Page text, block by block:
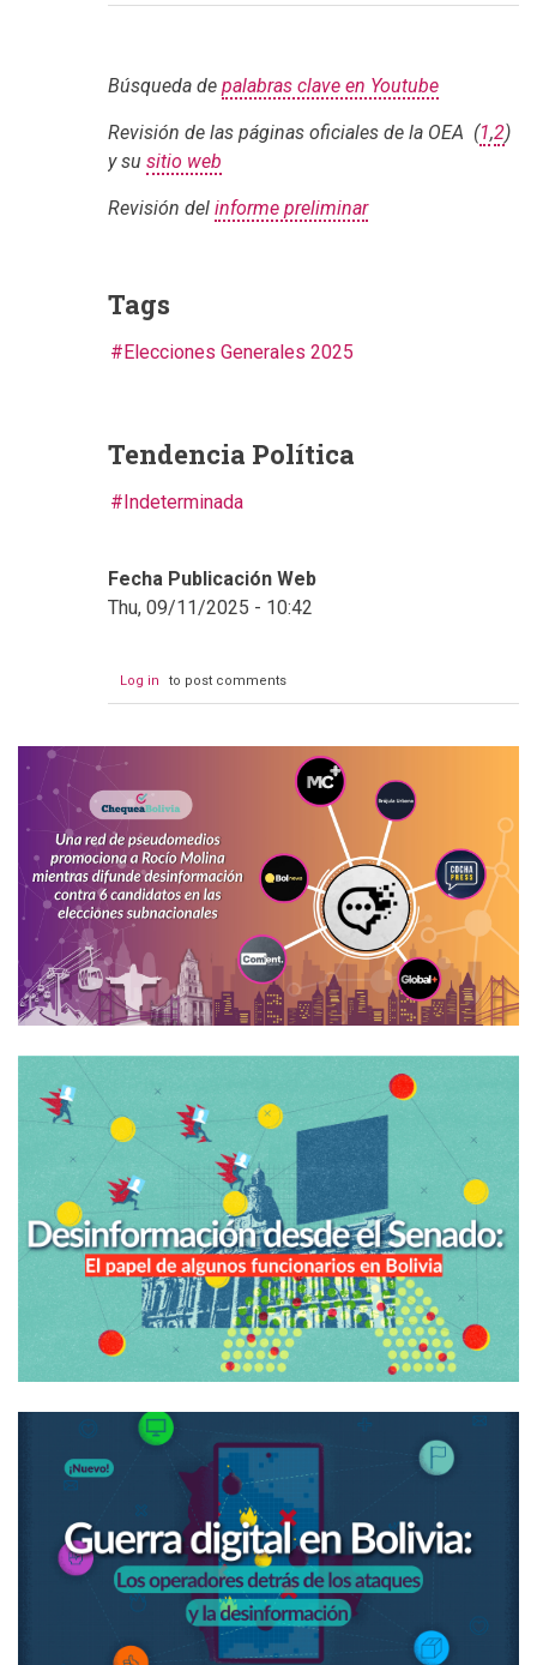
Búsqueda de palabras clave en Youtube
Revisión de las páginas oficiales de la OEA (1,2)
y su sitio web
Revisión del informe preliminar
Tags
Elecciones Generales 2025
Tendencia Política
Indeterminada
Fecha Publicación Web
Thu, 09/11/2025 - 10:42
Log in to post comments